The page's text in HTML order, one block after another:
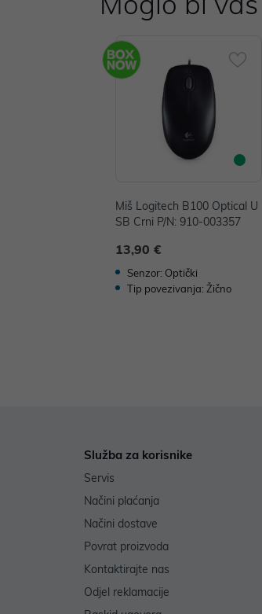
Miš Logitech B100 Optical U
SB Crni P/N: 910-003357
13,90 €
Senzor: Optički
Tip povezivanja: Žično
Služba za korisnike
Servis
Načini plaćanja
Načini dostave
Povrat proizvoda
Kontaktirajte nas
Odjel reklamacije